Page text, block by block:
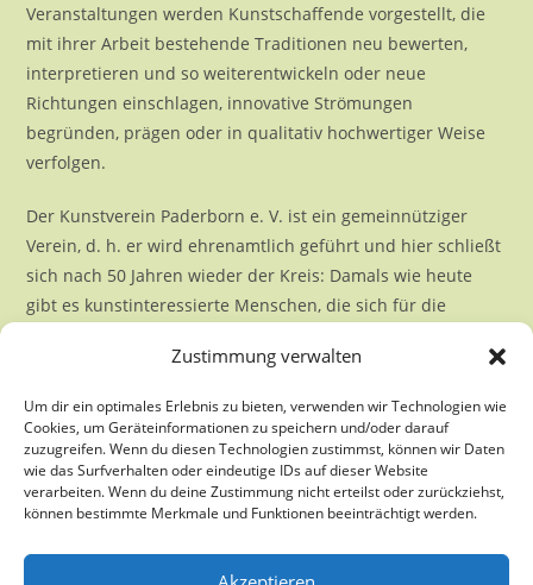
Zustimmung verwalten
Um dir ein optimales Erlebnis zu bieten, verwenden wir Technologien wie
Cookies, um Geräteinformationen zu speichern und/oder darauf
zuzugreifen. Wenn du diesen Technologien zustimmst, können wir Daten
wie das Surfverhalten oder eindeutige IDs auf dieser Website
verarbeiten. Wenn du deine Zustimmung nicht erteilst oder zurückziehst,
können bestimmte Merkmale und Funktionen beeinträchtigt werden.
Veranstaltungen werden Kunstschaffende vorgestellt, die
mit ihrer Arbeit bestehende Traditionen neu bewerten,
interpretieren und so weiterentwickeln oder neue
Richtungen einschlagen, innovative Strömungen
begründen, prägen oder in qualitativ hochwertiger Weise
verfolgen.
Der Kunstverein Paderborn e. V. ist ein gemeinnütziger
Verein, d. h. er wird ehrenamtlich geführt und hier schließt
sich nach 50 Jahren wieder der Kreis: Damals wie heute
gibt es kunstinteressierte Menschen, die sich für die